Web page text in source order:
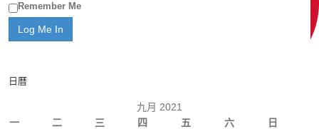
Remember Me
日曆
九月 2021
一
二 三 四 五 六 日